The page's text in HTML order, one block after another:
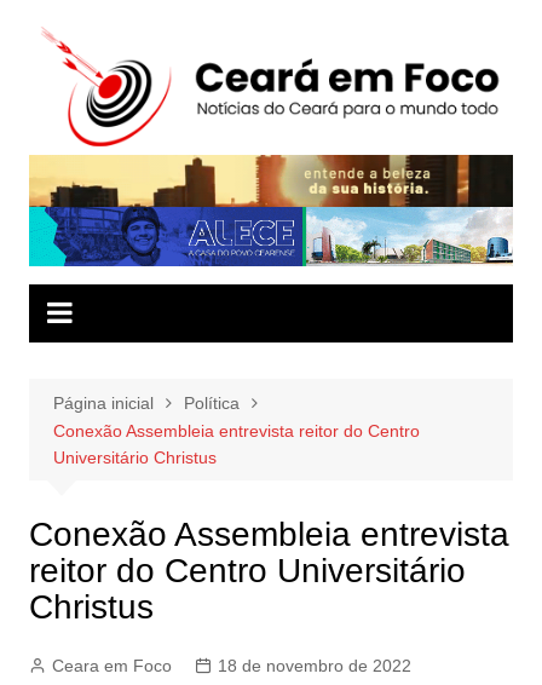
conteúdo
Página inicial
Política
Conexão Assembleia entrevista reitor do Centro
Universitário Christus
Conexão Assembleia entrevista
reitor do Centro Universitário
Christus
Ceara em Foco
18 de novembro de 2022